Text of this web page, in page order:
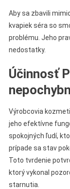
Aby sa zbavili
kvapiek séra so
problému. Jeho
nedostatky.
Účinnosť
Výrobcovia
jeho efektívne
spokojných ľudí,
prípade sa stav
Toto tvrdenie
ktorý vykonal
starnutia.